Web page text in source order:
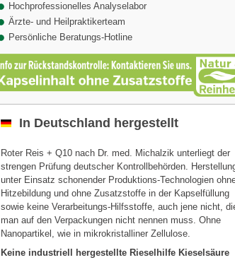
Hochprofessionelles Analyselabor
Ärzte- und Heilpraktikerteam
Persönliche Beratungs-Hotline
In Deutschland hergestellt
Roter Reis + Q10 nach Dr. med. Michalzik unterliegt der
strengen Prüfung deutscher Kontrollbehörden.
unter Einsatz schonender Produktions-Technologien
Hitzebildung und ohne Zusatzstoffe in der Kapselfüllung
sowie keine Verarbeitungs-Hilfsstoffe, auch jene nicht,
man auf den Verpackungen nicht nennen muss. Ohne
Nanopartikel, wie in mikrokristalliner Zellulose.
Keine industriell hergestellte Rieselhilfe Kieselsäure